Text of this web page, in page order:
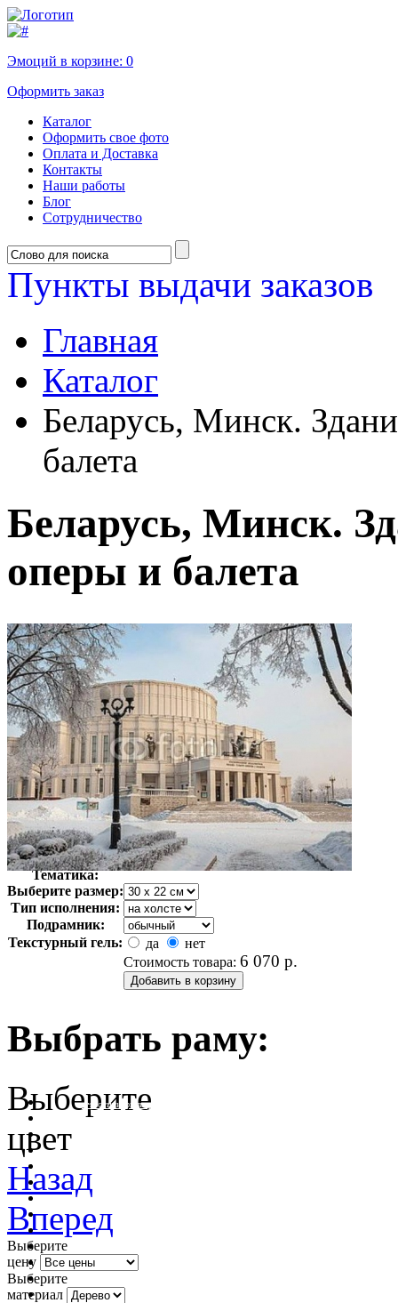
Эмоций в корзине: 0
Оформить заказ
Каталог
Оформить свое фото
Оплата и Доставка
Контакты
Наши работы
Блог
Сотрудничество
Пункты выдачи заказов
Главная
Каталог
Беларусь, Минск.
балета
Беларусь, Минск.
оперы и балета
Автор:
Неизвестно
Арт-стиль
Фотография
Тематика:
Выберите размер:
Тип исполнения:
Подрамник:
Текстурный гель:
да
нет
Стоимость товара: 6 070 р.
Выбрать раму:
очистить фильтр цвета
Выберите
цвет
Назад
Вперед
Выберите
цену
Выберите
материал